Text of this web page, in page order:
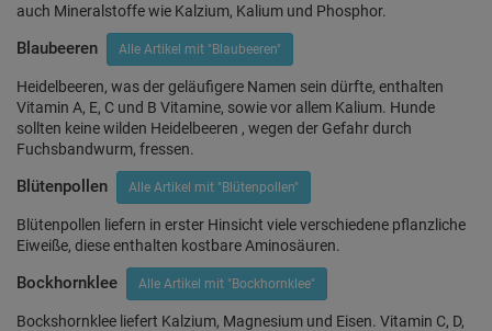
auch Mineralstoffe wie Kalzium, Kalium und Phosphor.
Blaubeeren Alle Artikel mit "Blaubeeren"
Heidelbeeren, was der geläufigere Namen sein dürfte, enthalten
Vitamin A, E, C und B Vitamine, sowie vor allem Kalium. Hunde
sollten keine wilden Heidelbeeren , wegen der Gefahr durch
Fuchsbandwurm, fressen.
Blütenpollen Alle Artikel mit "Blütenpollen"
Blütenpollen liefern in erster Hinsicht viele verschiedene pflanzliche
Eiweiße, diese enthalten kostbare Aminosäuren.
Bockhornklee Alle Artikel mit "Bockhornklee"
Bockshornklee liefert Kalzium, Magnesium und Eisen. Vitamin C, D,